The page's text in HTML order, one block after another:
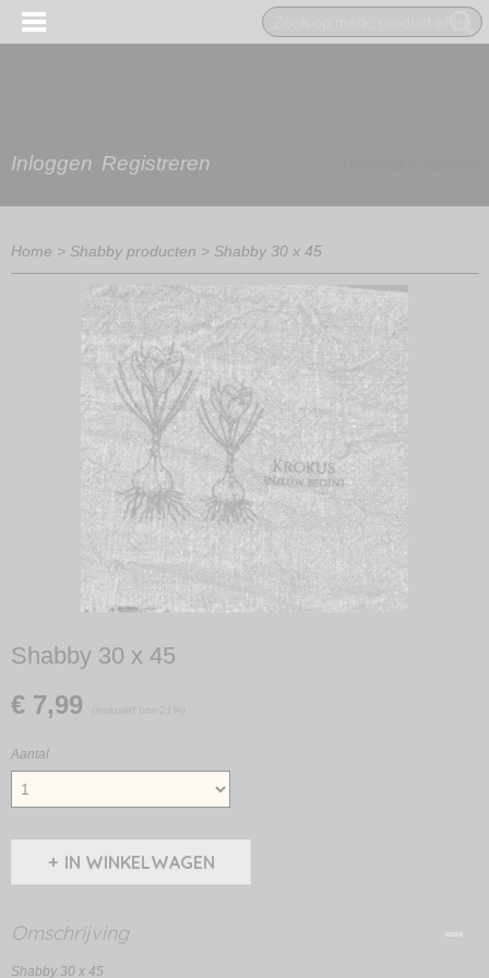
Inloggen Registreren
Home > Shabby producten > Shabby 30 x 45
Shabby 30 x 45
€ 7,99 (inclusief btw 21%)
Aantal
IN WINKELWAGEN
Omschrijving
Shabby 30 x 45